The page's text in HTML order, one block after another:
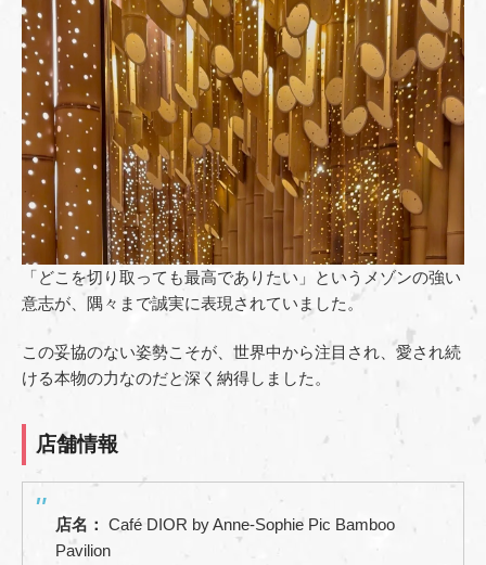
「どこを切り取っても最高でありたい」というメゾンの強い
意志が、隅々まで誠実に表現されていました。
この妥協のない姿勢こそが、世界中から注目され、愛され続
ける本物の力なのだと深く納得しました。
店舗情報
店名： Café DIOR by Anne-Sophie Pic Bamboo
Pavilion